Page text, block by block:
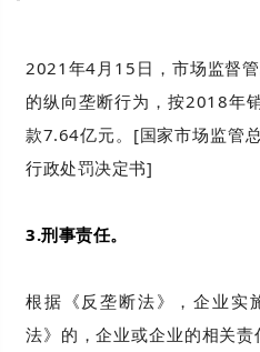
2021年4月15日，市场监督
的纵向垄断行为，按2018年
款7.64亿元。[国家市场监管
行政处罚决定书]
3.刑事责任。
根据《反垄断法》，企业实
法》的，企业或企业的相关